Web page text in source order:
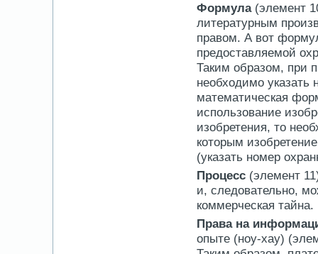
Формула (элемент
литературным
правом. А вот
предоставляемой
Таким образом, при
необходимо указать
математическая
использование
изобретения, то
которым
(указать номер
Процесс (элемент
и, следовательно,
коммерческая тайна.
Права на
опыте (ноу-хау)